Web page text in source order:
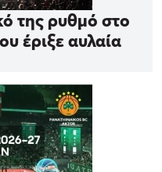
της ρυθμό στο
έριξε αυλαία